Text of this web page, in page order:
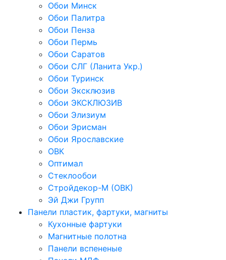
Обои Минск
Обои Палитра
Обои Пенза
Обои Пермь
Обои Саратов
Обои СЛГ (Ланита Укр.)
Обои Туринск
Обои Эксклюзив
Обои ЭКСКЛЮЗИВ
Обои Элизиум
Обои Эрисман
Обои Ярославские
ОВК
Оптимал
Стеклообои
Стройдекор-М (ОВК)
Эй Джи Групп
Панели пластик, фартуки, магниты
Кухонные фартуки
Магнитные полотна
Панели вспененые